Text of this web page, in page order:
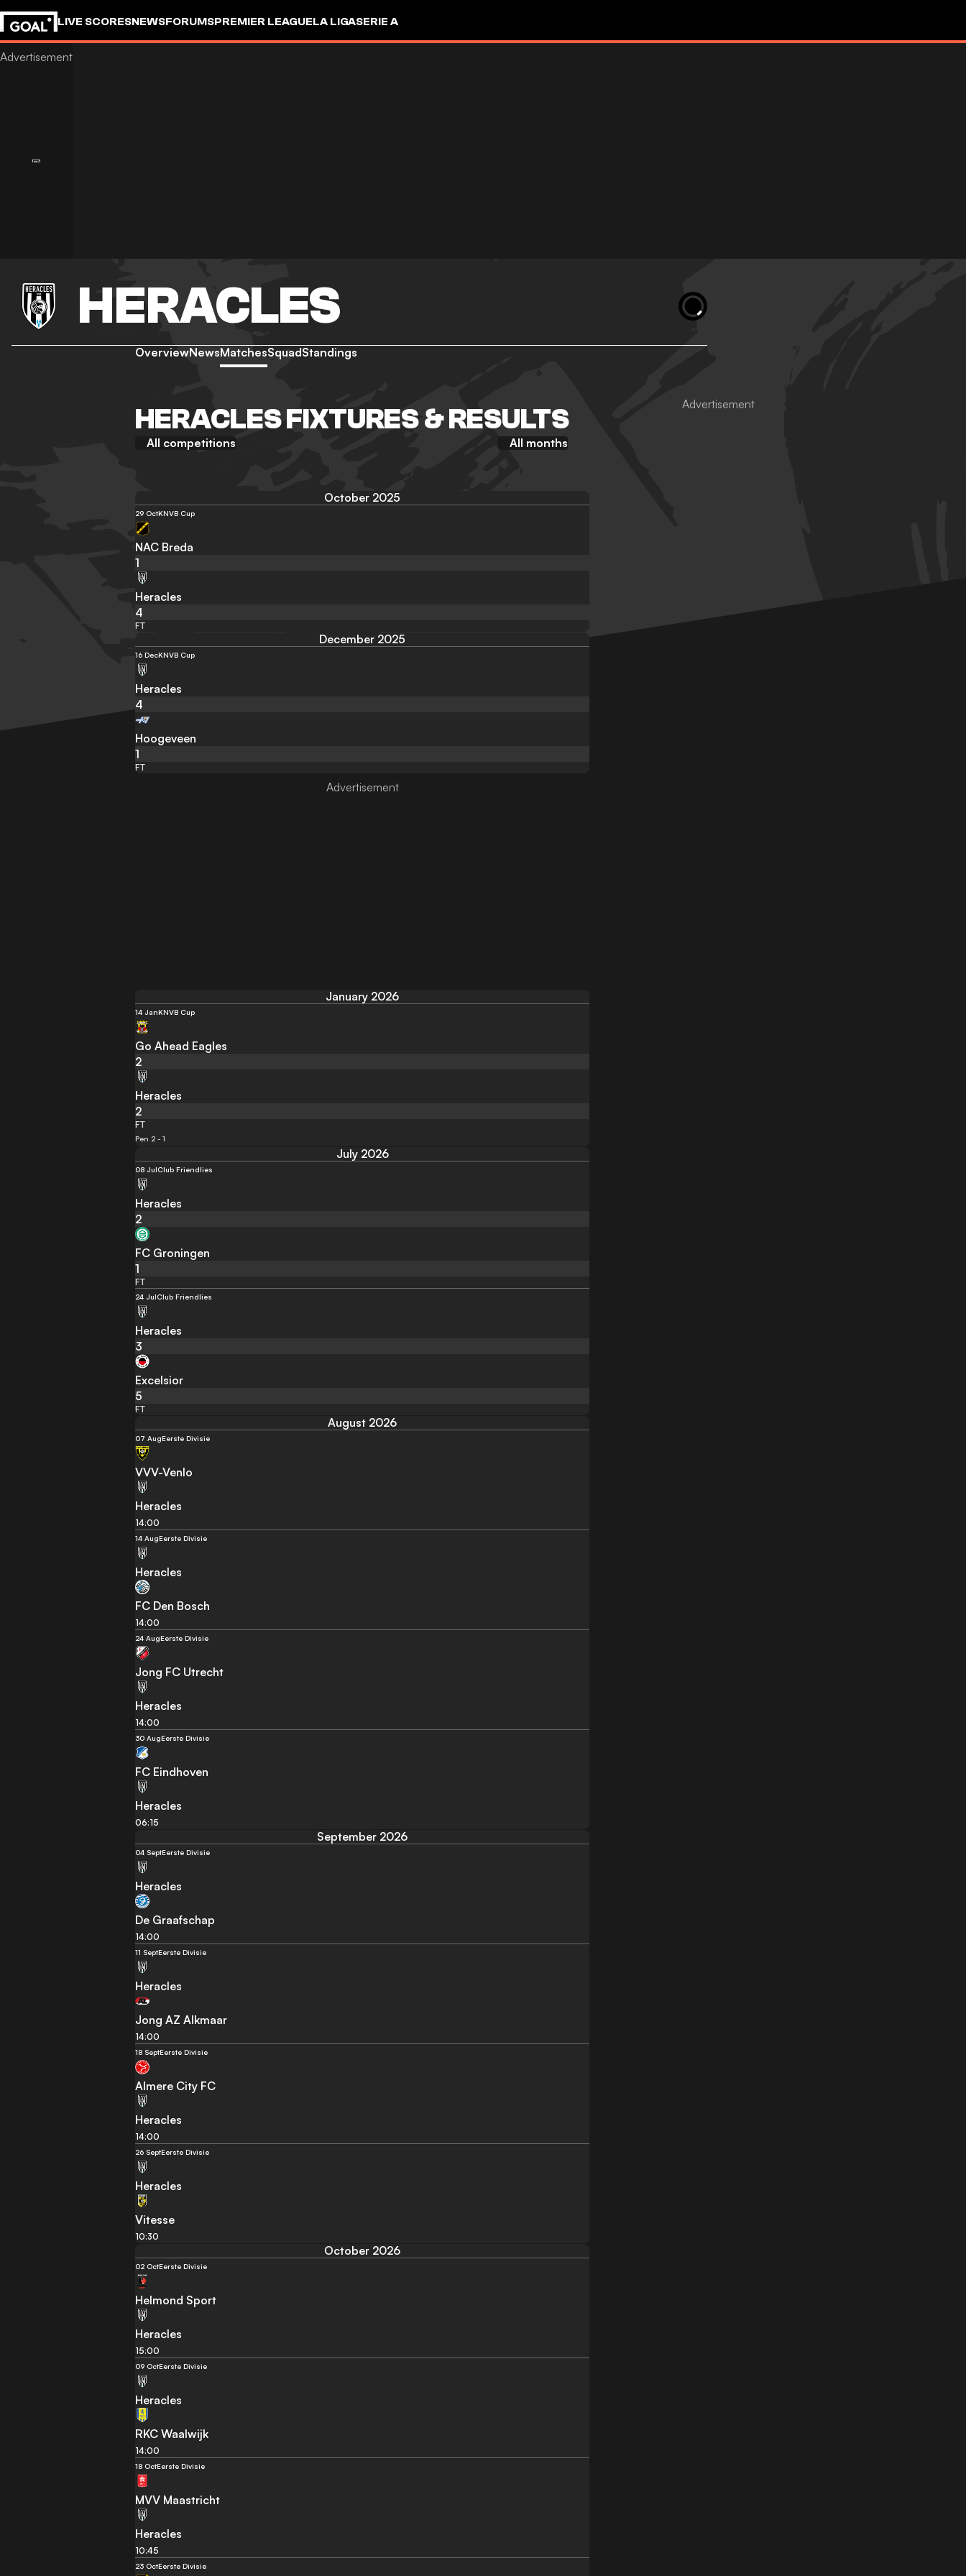
LIVE SCORESNEWSFORUMSPREMIER LEAGUELA LIGASERIE A
HERACLES
OverviewNewsMatchesSquadStandings
HERACLES FIXTURES & RESULTS
All competitions All months
October 2025
29 OctKNVB Cup
NAC Breda
1
Heracles
4
FT
December 2025
16 DecKNVB Cup
Heracles
4
Hoogeveen
1
FT
January 2026
14 JanKNVB Cup
Go Ahead Eagles
2
Heracles
2
FT
Pen 2 - 1
July 2026
08 JulClub Friendlies
Heracles
2
FC Groningen
1
FT
24 JulClub Friendlies
Heracles
3
Excelsior
5
FT
August 2026
07 AugEerste Divisie
VVV-Venlo
Heracles
14:00
14 AugEerste Divisie
Heracles
FC Den Bosch
14:00
24 AugEerste Divisie
Jong FC Utrecht
Heracles
14:00
30 AugEerste Divisie
FC Eindhoven
Heracles
06:15
September 2026
04 SeptEerste Divisie
Heracles
De Graafschap
14:00
11 SeptEerste Divisie
Heracles
Jong AZ Alkmaar
14:00
18 SeptEerste Divisie
Almere City FC
Heracles
14:00
26 SeptEerste Divisie
Heracles
Vitesse
10:30
October 2026
02 OctEerste Divisie
Helmond Sport
Heracles
15:00
09 OctEerste Divisie
Heracles
RKC Waalwijk
14:00
18 OctEerste Divisie
MVV Maastricht
Heracles
10:45
23 OctEerste Divisie